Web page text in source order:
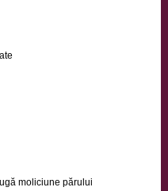
moliciune părului